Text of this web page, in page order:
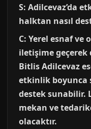
S: Adilcevaz’da
halktan nasıl
C: Yerel esnaf
iletişime geçerek
Bitlis Adilcevaz
etkinlik boyunca
destek sunabilir.
mekan ve
olacaktır.